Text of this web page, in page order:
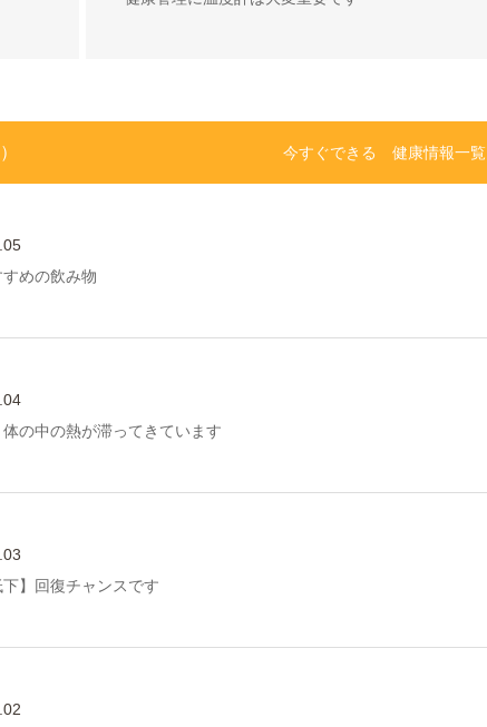
今すぐできる 健康情報一覧
めの飲み物
体の中の熱が滞ってきています
下】回復チャンスです